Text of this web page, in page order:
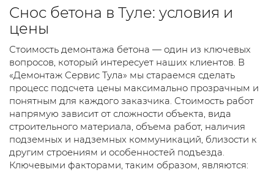
Снос бетона в Туле: условия и
цены
Стоимость демонтажа бетона — один из ключевых
вопросов, который интересует наших клиентов. В
«Демонтаж Сервис Тула» мы стараемся сделать
процесс подсчета цены максимально прозрачным и
понятным для каждого заказчика. Стоимость работ
напрямую зависит от сложности объекта, вида
строительного материала, объема работ, наличия
подземных и надземных коммуникаций, близости к
другим строениям и особенностей подъезда.
Ключевыми факторами, таким образом, являются: